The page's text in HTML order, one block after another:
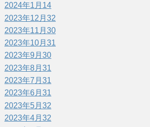
2024年1月 14
2023年12月 32
2023年11月 30
2023年10月 31
2023年9月 30
2023年8月 31
2023年7月 31
2023年6月 31
2023年5月 32
2023年4月 32